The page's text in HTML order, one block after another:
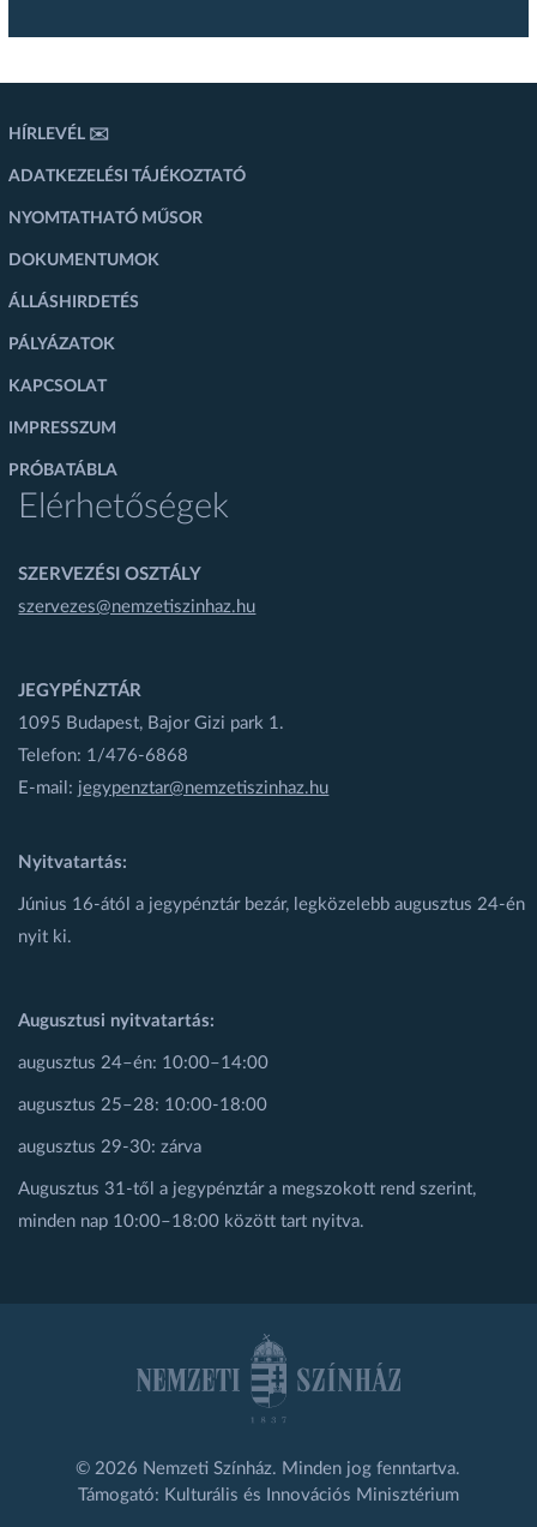
HÍRLEVÉL ✉️
ADATKEZELÉSI TÁJÉKOZTATÓ
NYOMTATHATÓ MŰSOR
DOKUMENTUMOK
ÁLLÁSHIRDETÉS
PÁLYÁZATOK
KAPCSOLAT
IMPRESSZUM
PRÓBATÁBLA
Elérhetőségek
SZERVEZÉSI OSZTÁLY
szervezes@nemzetiszinhaz.hu
JEGYPÉNZTÁR
1095 Budapest, Bajor Gizi park 1.
Telefon: 1/476-6868
E-mail: jegypenztar@nemzetiszinhaz.hu
Nyitvatartás:
Június 16-ától a jegypénztár bezár, legközelebb augusztus 24-én
nyit ki.
Augusztusi nyitvatartás:
augusztus 24–én: 10:00–14:00
augusztus 25–28: 10:00-18:00
augusztus 29-30: zárva
Augusztus 31-től a jegypénztár a megszokott rend szerint,
minden nap 10:00–18:00 között tart nyitva.
© 2026 Nemzeti Színház. Minden jog fenntartva.
Támogató: Kulturális és Innovációs Minisztérium